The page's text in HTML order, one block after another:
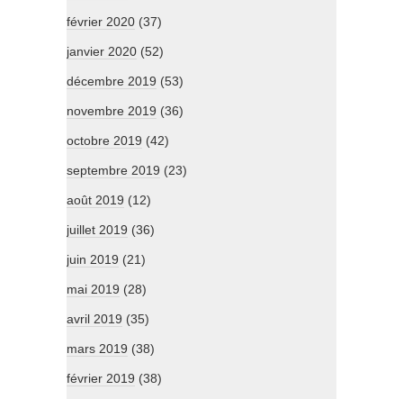
février 2020 (37)
janvier 2020 (52)
décembre 2019 (53)
novembre 2019 (36)
octobre 2019 (42)
septembre 2019 (23)
août 2019 (12)
juillet 2019 (36)
juin 2019 (21)
mai 2019 (28)
avril 2019 (35)
mars 2019 (38)
février 2019 (38)